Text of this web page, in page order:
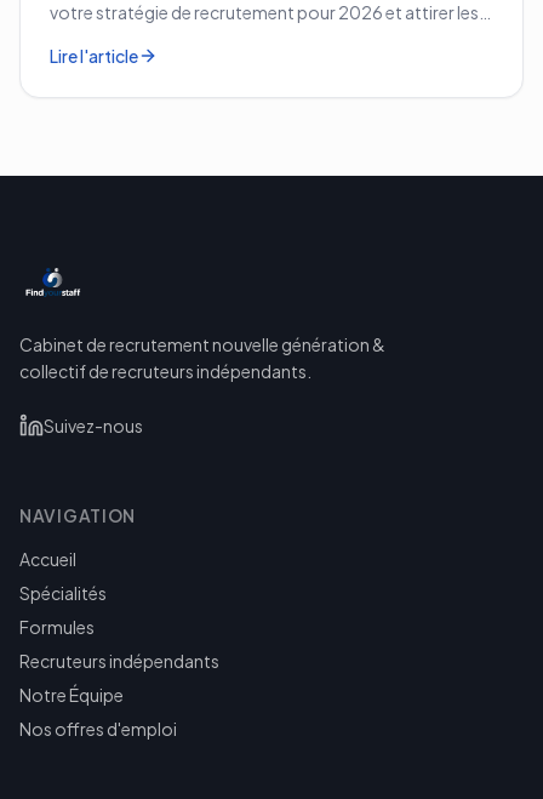
votre stratégie de recrutement pour 2026 et attirer les
Lire l'article
Cabinet de recrutement nouvelle génération &
collectif de recruteurs indépendants.
Suivez-nous
NAVIGATION
Accueil
Spécialités
Formules
Recruteurs indépendants
Notre Équipe
Nos offres d'emploi